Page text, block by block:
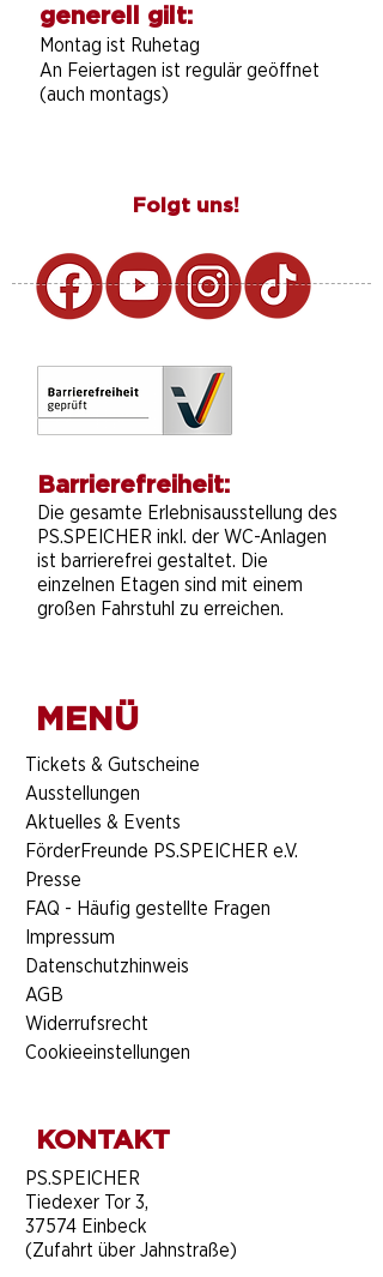
generell gilt:
Montag ist Ruhetag
An Feiertagen ist regulär geöffnet
(auch montags)
Folgt uns!
Barrierefreiheit:
Die gesamte Erlebnisausstellung des
PS.SPEICHER inkl. der WC-Anlagen
ist barrierefrei gestaltet. Die
einzelnen Etagen sind mit einem
großen Fahrstuhl zu erreichen.
MENÜ
​Tickets & Gutscheine
Ausstellungen
Aktuelles & Events
FörderFreunde PS.SPEICHER e.V.
Presse
FAQ - Häufig gestellte Fragen
Impressum
Datenschutzhinweis
AGB
Widerrufsrecht
Cookieeinstellungen
KONTAKT
​PS.SPEICHER
Tiedexer Tor 3,
37574 Einbeck
(Zufahrt über Jahnstraße)